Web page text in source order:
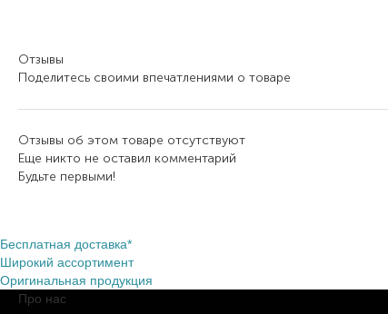
Отзывы
Поделитесь своими впечатлениями о товаре
Отзывы об этом товаре отсутствуют
Еще никто не оставил комментарий
Будьте первыми!
Бесплатная доставка*
Широкий ассортимент
Оригинальная продукция
Про нас